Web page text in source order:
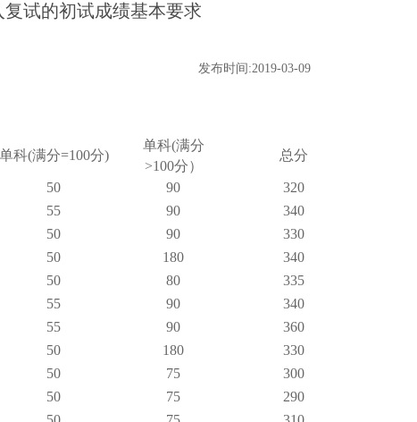
试的初试成绩基本要求
发布时间:2019-03-09
单科(满分=100分)
单科(满分
>100分）
总分
50 90
320
55 90
340
50 90
330
50 180
340
50 80
335
55 90
340
55 90
360
50 180
330
50 75
300
50 75
290